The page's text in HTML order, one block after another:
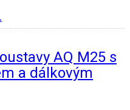
AQ M25 s
a dálkovým